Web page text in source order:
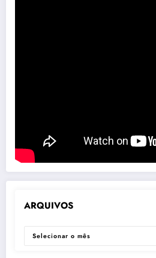
ARQUIVOS
ARQUIVOS